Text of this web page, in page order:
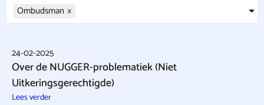
Ombudsman ×
24-02-2025
Over de NUGGER-problematiek (Niet
Uitkeringsgerechtigde)
Lees verder